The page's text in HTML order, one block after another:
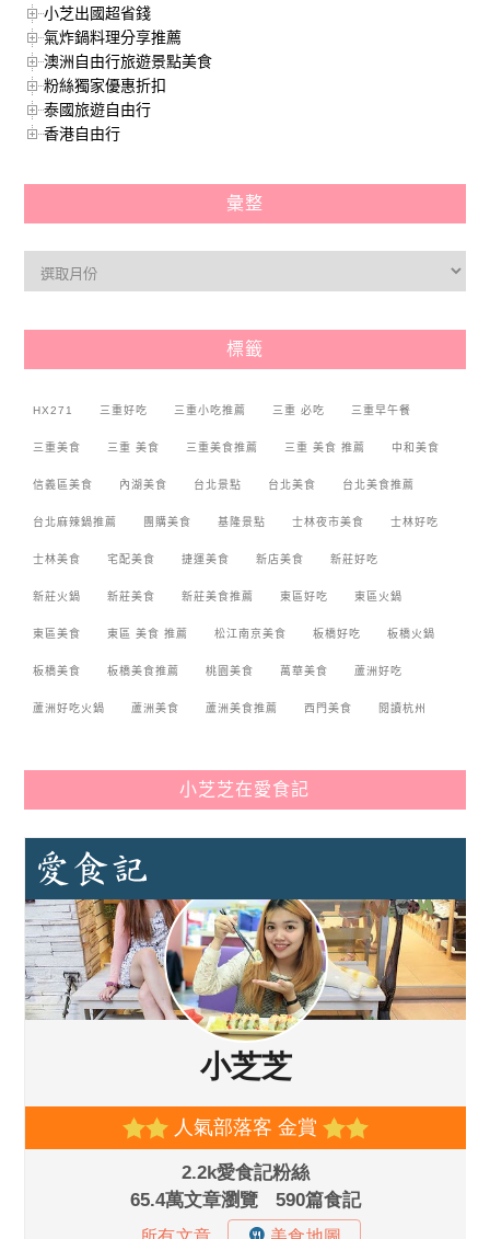
小芝出國超省錢
氣炸鍋料理分享推薦
澳洲自由行旅遊景點美食
粉絲獨家優惠折扣
泰國旅遊自由行
香港自由行
彙整
標籤
HX271 三重好吃 三重小吃推薦 三重 必吃 三重早午餐
三重美食 三重 美食 三重美食推薦 三重 美食 推薦 中和美食
信義區美食 內湖美食 台北景點 台北美食 台北美食推薦
台北麻辣鍋推薦 團購美食 基隆景點 士林夜市美食 士林好吃
士林美食 宅配美食 捷運美食 新店美食 新莊好吃
新莊火鍋 新莊美食 新莊美食推薦 東區好吃 東區火鍋
東區美食 東區 美食 推薦 松江南京美食 板橋好吃 板橋火鍋
板橋美食 板橋美食推薦 桃園美食 萬華美食 蘆洲好吃
蘆洲好吃火鍋 蘆洲美食 蘆洲美食推薦 西門美食 閱讀杭州
小芝芝在愛食記